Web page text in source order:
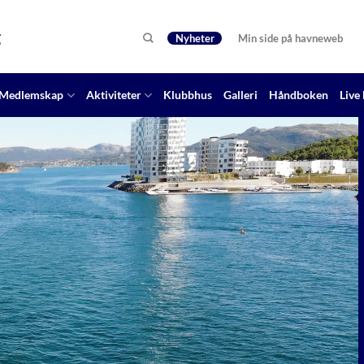
Nyheter Min side på havneweb
Medlemskap Aktiviteter Klubbhus Galleri Håndboken Live